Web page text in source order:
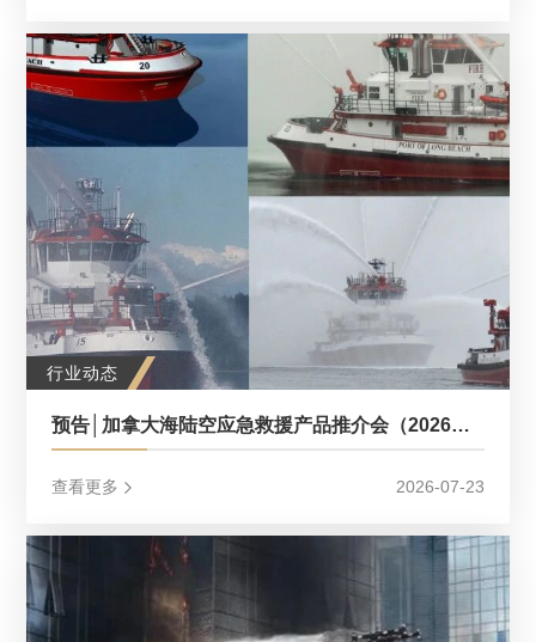
行业动态
预告│加拿大海陆空应急救援产品推介会（2026中国应急展同期活动）
查看更多 2026-07-23